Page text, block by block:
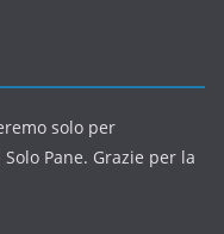
solo per
Pane. Grazie per la